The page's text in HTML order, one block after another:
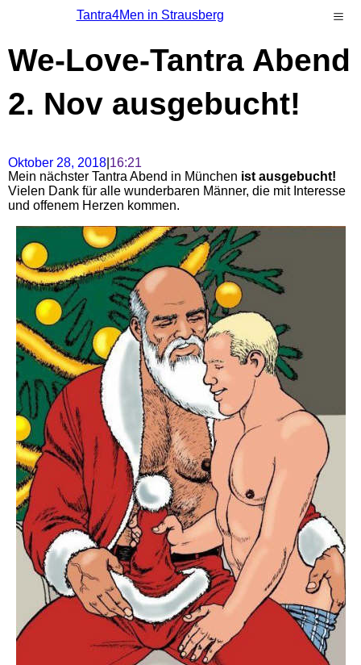
Tantra4Men in Strausberg
We-Love-Tantra Abend
2. Nov ausgebucht!
Oktober 28, 2018 16:21
Mein nächster Tantra Abend in München ist ausgebucht!
Vielen Dank für alle wunderbaren Männer, die mit Interesse
und offenem Herzen kommen.